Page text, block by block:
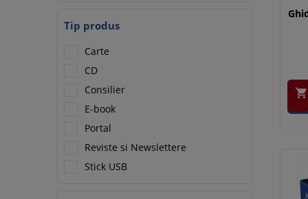
Tip produs
Carte
CD
Consilier
E-book
Portal
Reviste si Newslettere
Stick USB
